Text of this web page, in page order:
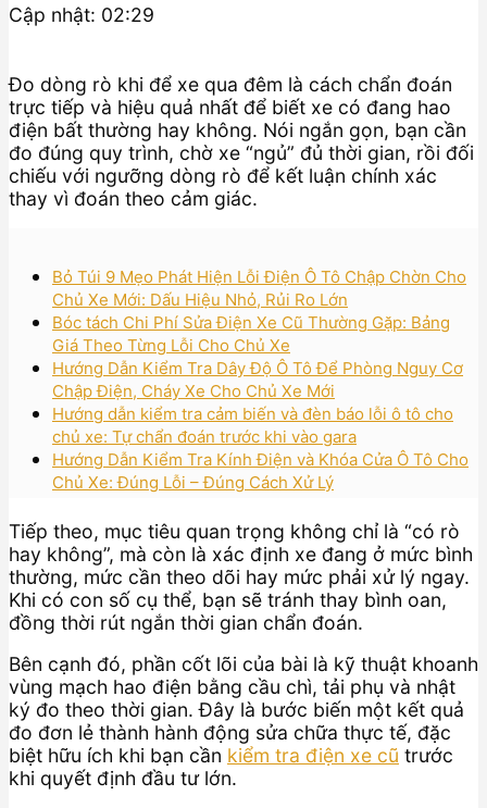
Cập nhật: 02:29
Đo dòng rò khi để xe qua đêm là cách chẩn đoán
trực tiếp và hiệu quả nhất để biết xe có đang hao
điện bất thường hay không. Nói ngắn gọn, bạn cần
đo đúng quy trình, chờ xe “ngủ” đủ thời gian, rồi đối
chiếu với ngưỡng dòng rò để kết luận chính xác
thay vì đoán theo cảm giác.
Bỏ Túi 9 Mẹo Phát Hiện Lỗi Điện Ô Tô Chập Chờn Cho
Chủ Xe Mới: Dấu Hiệu Nhỏ, Rủi Ro Lớn
Bóc tách Chi Phí Sửa Điện Xe Cũ Thường Gặp: Bảng
Giá Theo Từng Lỗi Cho Chủ Xe
Hướng Dẫn Kiểm Tra Dây Độ Ô Tô Để Phòng Nguy Cơ
Chập Điện, Cháy Xe Cho Chủ Xe Mới
Hướng dẫn kiểm tra cảm biến và đèn báo lỗi ô tô cho
chủ xe: Tự chẩn đoán trước khi vào gara
Hướng Dẫn Kiểm Tra Kính Điện và Khóa Cửa Ô Tô Cho
Chủ Xe: Đúng Lỗi – Đúng Cách Xử Lý
Tiếp theo, mục tiêu quan trọng không chỉ là “có rò
hay không”, mà còn là xác định xe đang ở mức bình
thường, mức cần theo dõi hay mức phải xử lý ngay.
Khi có con số cụ thể, bạn sẽ tránh thay bình oan,
đồng thời rút ngắn thời gian chẩn đoán.
Bên cạnh đó, phần cốt lõi của bài là kỹ thuật khoanh
vùng mạch hao điện bằng cầu chì, tải phụ và nhật
ký đo theo thời gian. Đây là bước biến một kết quả
đo đơn lẻ thành hành động sửa chữa thực tế, đặc
biệt hữu ích khi bạn cần kiểm tra điện xe cũ trước
khi quyết định đầu tư lớn.